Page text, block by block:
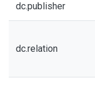
dc.publisher
dc.relation